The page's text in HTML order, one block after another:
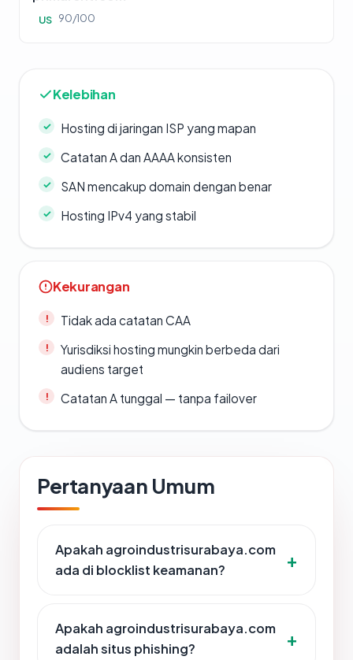
US 90/100
Kelebihan
Hosting di jaringan ISP yang mapan
Catatan A dan AAAA konsisten
SAN mencakup domain dengan benar
Hosting IPv4 yang stabil
Kekurangan
Tidak ada catatan CAA
Yurisdiksi hosting mungkin berbeda dari
audiens target
Catatan A tunggal — tanpa failover
Pertanyaan Umum
Apakah agroindustrisurabaya.com
ada di blocklist keamanan?
Apakah agroindustrisurabaya.com
adalah situs phishing?